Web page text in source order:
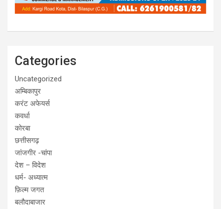
Categories
Uncategorized
अम्बिकापुर
करंट अफेयर्स
कवर्धा
कोरबा
छत्तीसगढ़
जांजगीर -चांपा
देश – विदेश
धर्म- अध्यात्म
फ़िल्म जगत
बलौदाबाजार